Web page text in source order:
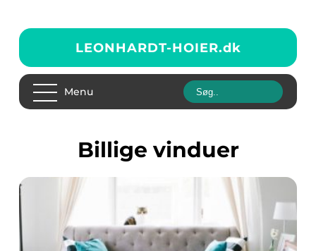
LEONHARDT-HOIER.dk
Menu
billige vinduer